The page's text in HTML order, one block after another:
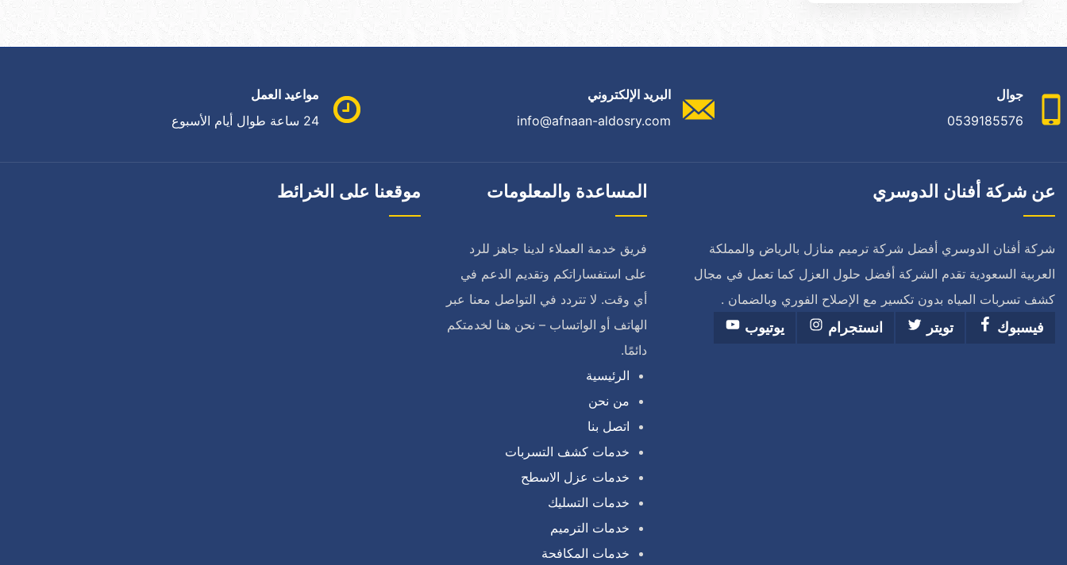
جوال
0539185576
البريد الإلكتروني
info@afnaan-aldosry.com
مواعيد العمل
24 ساعة طوال أيام الأسبوع
عن شركة أفنان الدوسري
شركة أفنان الدوسري أفضل شركة ترميم منازل بالرياض والمملكة
العربية السعودية تقدم الشركة أفضل حلول العزل كما تعمل في مجال
كشف تسربات المياه بدون تكسير مع الإصلاح الفوري وبالضمان .
فيسبوك
تويتر انستجرام يوتيوب
المساعدة والمعلومات
فريق خدمة العملاء لدينا جاهز للرد
على استفساراتكم وتقديم الدعم في
أي وقت. لا تتردد في التواصل معنا عبر
الهاتف أو الواتساب – نحن هنا لخدمتكم
دائمًا.
الرئيسية
من نحن
اتصل بنا
خدمات كشف التسربات
خدمات عزل الاسطح
خدمات التسليك
خدمات الترميم
خدمات المكافحة
موقعنا على الخرائط